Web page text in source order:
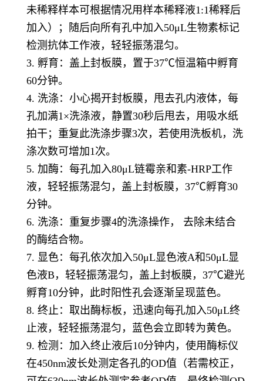
未稀释样本可根据情况用样本稀释液1:1稀释后
加入）；随后向所有孔中加入50μL生物素标记
检测抗体工作液，轻轻振荡混匀。
3. 孵育：盖上封板膜，置于37℃恒温箱中孵育
60分钟。
4. 洗涤：小心揭开封板膜，甩去孔内液体，每
孔加满1×洗涤液，静置30秒后甩去，用吸水纸
拍干；重复此洗涤步骤3次，若使用洗板机，洗
涤次数可增加1次。
5. 加酶：每孔加入80μL链霉亲和素-HRP工作
液，轻轻振荡混匀，盖上封板膜，37℃孵育30
分钟。
6. 洗涤：重复步骤4的洗涤操作， 去除未结合
的酶结合物。
7. 显色：每孔依次加入50μL显色液A和50μL显
色液B，轻轻振荡混匀，盖上封板膜，37℃避光
孵育10分钟，此时阳性孔会逐渐呈现蓝色。
8. 终止：取出酶标板，迅速向每孔加入50μL终
止液，轻轻振荡混匀，蓝色会立即转为黄色。
9. 检测：加入终止液后10分钟内，使用酶标仪
在450nm波长处测定各孔的OD值（若需校正，